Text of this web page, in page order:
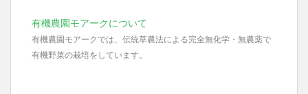
有機農園モアークについて
有機農園モアークでは、伝統草農法による完全無化学・無農薬で
有機野菜の栽培をしています。